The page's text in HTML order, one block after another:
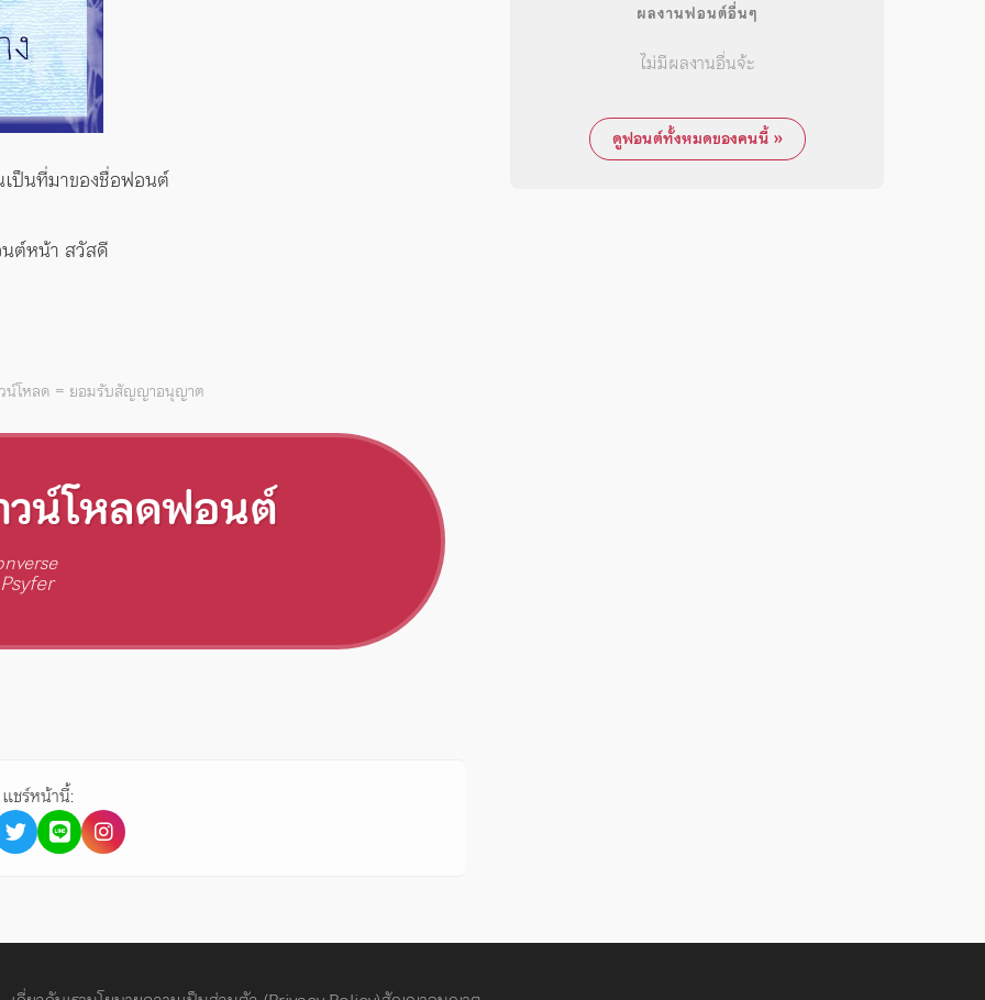
ป็นที่มาของชื่อฟอนต์
ต์หน้า สวัสดี
น์โหลด = ยอมรับสัญญาอนุญาต
วน์โหลดฟอนต์
แชร์หน้านี้:
ผลงานฟอนต์อื่นๆ
ไม่มีผลงานอื่นจ้ะ
ดูฟอนต์ทั้งหมดของคนนี้ »